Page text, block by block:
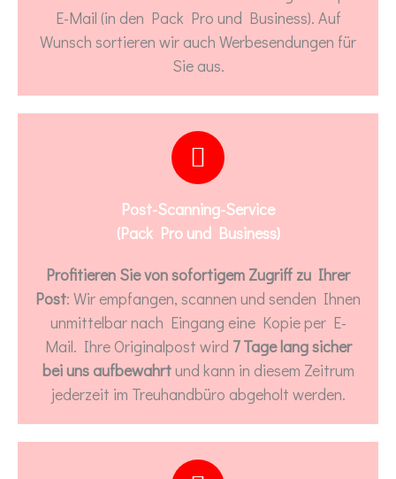
E-Mail (in den Pack Pro und Business). Auf
Wunsch sortieren wir auch Werbesendungen für
Sie aus.
Post-Scanning-Service
(Pack Pro und Business)
Profitieren Sie von sofortigem Zugriff zu Ihrer
Post: Wir empfangen, scannen und senden Ihnen
unmittelbar nach Eingang eine Kopie per E-
Mail. Ihre Originalpost wird 7 Tage lang sicher
bei uns aufbewahrtund kann in diesem Zeitrum
jederzeit im Treuhandbüro abgeholt werden.